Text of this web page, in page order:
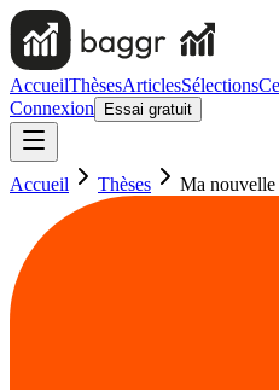
AccueilThèsesArticlesSélections
Connexion
Essai gratuit
Accueil Thèses Ma nouvelle